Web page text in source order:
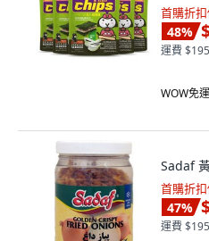
首購折
48%
運費 $195
WOW免運
Sadaf
首購折
47%
運費 $195